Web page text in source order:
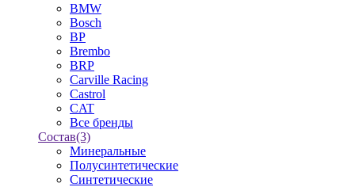
BMW
Bosch
BP
Brembo
BRP
Carville Racing
Castrol
CAT
Все бренды
Состав(3)
Минеральные
Полусинтетические
Синтетические